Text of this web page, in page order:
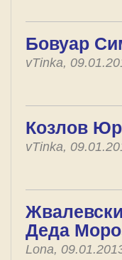
Бовуар
vTinka,
Козлов
vTinka,
Деда
Lona,